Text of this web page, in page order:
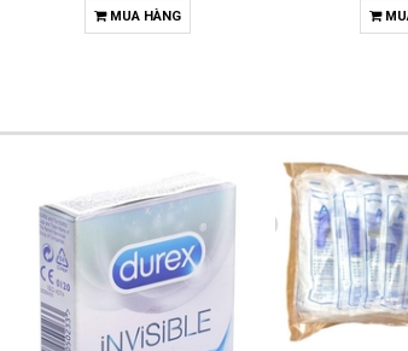
MUA HÀNG